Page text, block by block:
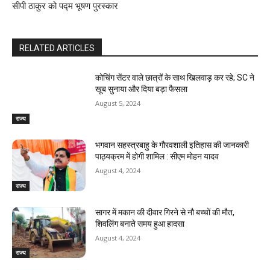
सीपी ठाकुर को पद्म भूषण पुरस्कार
RELATED ARTICLES
राज्य
कोचिंग सेंटर वाले छात्रों के साथ खिलवाड़ कर रहे; SC ने
खूब सुनाया और दिया बड़ा फैसला
August 5, 2024
राज्य
भगवान सहस्त्रबाहु के गौरवशाली इतिहास की जानकारी
पाठ्यक्रम में होगी शामिल : सीएम मोहन यादव
August 4, 2024
राज्य
सागर में मकान की दीवार गिरने से नौ बच्चों की मौत,
शिवलिंग बनाते समय हुआ हादसा
August 4, 2024